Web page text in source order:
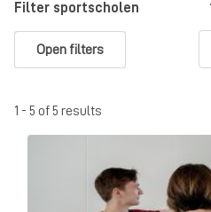
Filter sportscholen
Open filters
1 - 5 of 5 results